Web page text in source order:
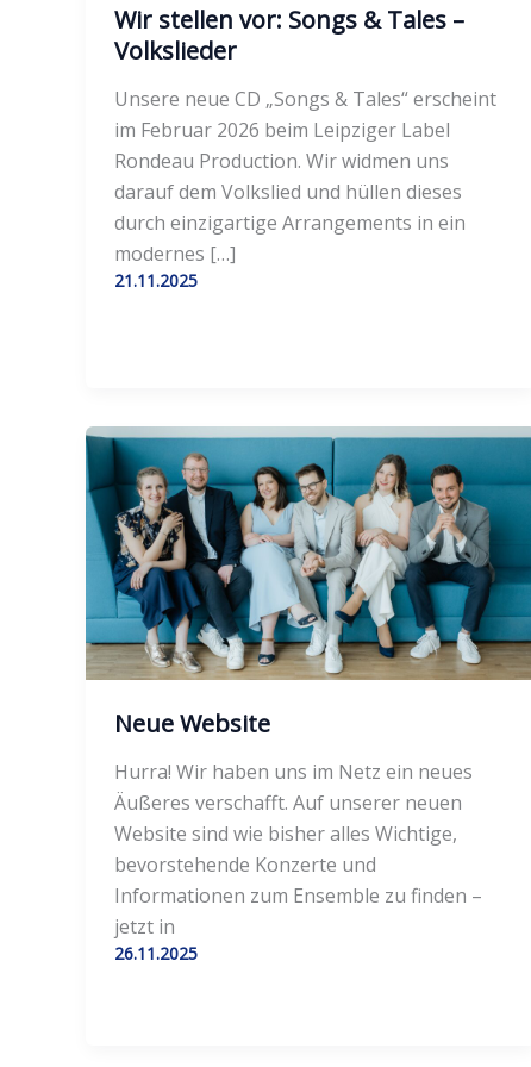
Wir stellen vor: Songs & Tales –
Volkslieder
Unsere neue CD „Songs & Tales“ erscheint
im Februar 2026 beim Leipziger Label
Rondeau Production. Wir widmen uns
darauf dem Volkslied und hüllen dieses
durch einzigartige Arrangements in ein
modernes […]
21.11.2025
Neue Website
Hurra! Wir haben uns im Netz ein neues
Äußeres verschafft. Auf unserer neuen
Website sind wie bisher alles Wichtige,
bevorstehende Konzerte und
Informationen zum Ensemble zu finden –
jetzt in
26.11.2025